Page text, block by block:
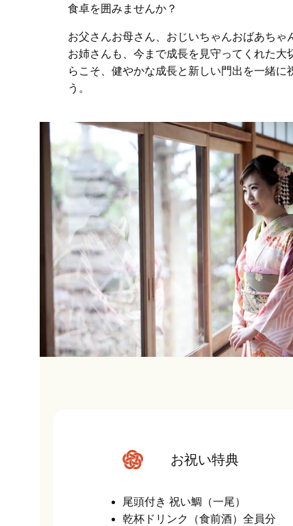
食卓を囲みませんか？
お父さんお母さん、おじいちゃんおばあちゃ
お姉さんも、今まで成長を見守ってくれた大
らこそ、健やかな成長と新しい門出を一緒に
う。
お祝い特典
尾頭付き 祝い鯛（一尾）
乾杯ドリンク（食前酒）全員分